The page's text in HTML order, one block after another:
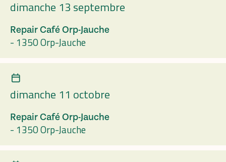
dimanche 13 septembre
Repair Café Orp-Jauche
- 1350 Orp-Jauche
dimanche 11 octobre
Repair Café Orp-Jauche
- 1350 Orp-Jauche